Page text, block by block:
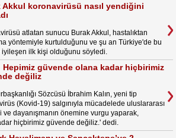
Akkul koronavirüsü nasıl yendiğini
atlatan sunucu Burak Akkul, hastalıktan
yöntemiyle kurtulduğunu ve şu an Türkiye'de bu
iyileşen ilk kişi olduğunu söyledi.
Hepimiz güvende olana kadar hiçbirimiz
değiliz
Sözcüsü İbrahim Kalın, yeni tip
(Kovid-19) salgınıyla mücadelede uluslararası
ve dayanışmanın önemine vurgu yaparak,
hiçbirimiz güvende değiliz.' dedi.